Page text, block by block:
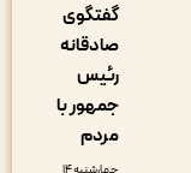
گفتگوی
صادقانه
جمهور با